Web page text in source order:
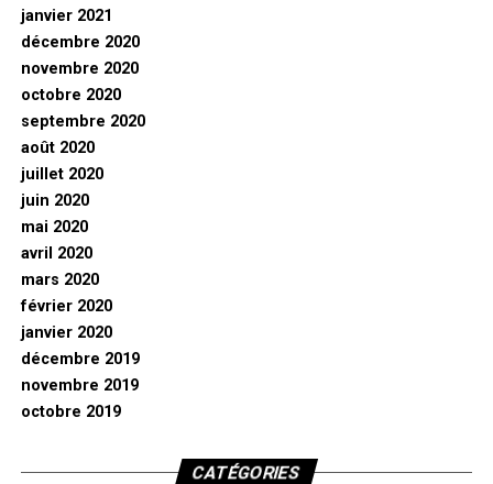
janvier 2021
décembre 2020
novembre 2020
octobre 2020
septembre 2020
août 2020
juillet 2020
juin 2020
mai 2020
avril 2020
mars 2020
février 2020
janvier 2020
décembre 2019
novembre 2019
octobre 2019
CATÉGORIES